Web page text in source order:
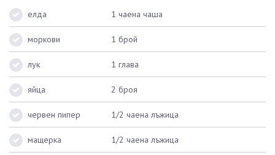
елда 1 чаена чаша
моркови 1 брой
лук 1 глава
яйца 2 броя
червен пипер 1/2 чаена лъжица
мащерка 1/2 чаена лъжица